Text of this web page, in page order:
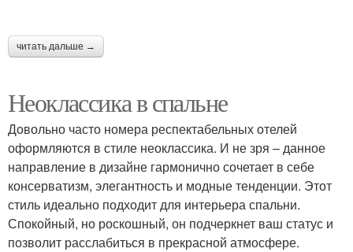
читать дальше →
Неоклассика в спальне
Довольно часто номера респектабельных отелей
оформляются в стиле неоклассика. И не зря – данное
направление в дизайне гармонично сочетает в себе
консерватизм, элегантность и модные тенденции. Этот
стиль идеально подходит для интерьера спальни.
Спокойный, но роскошный, он подчеркнет ваш статус и
позволит расслабиться в прекрасной атмосфере.